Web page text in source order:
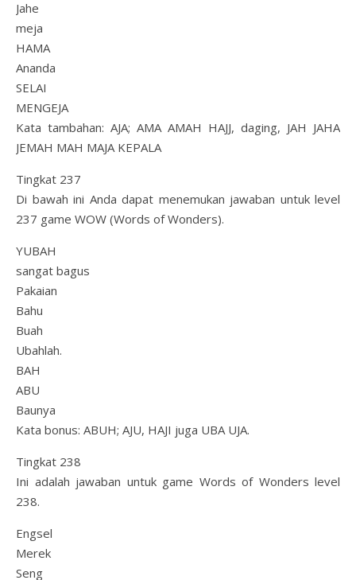
Jahe
meja
HAMA
Ananda
SELAI
MENGEJA
Kata tambahan: AJA; AMA AMAH HAJJ, daging, JAH JAHA
JEMAH MAH MAJA KEPALA
Tingkat 237
Di bawah ini Anda dapat menemukan jawaban untuk level
237 game WOW (Words of Wonders).
YUBAH
sangat bagus
Pakaian
Bahu
Buah
Ubahlah.
BAH
ABU
Baunya
Kata bonus: ABUH; AJU, HAJI juga UBA UJA.
Tingkat 238
Ini adalah jawaban untuk game Words of Wonders level
238.
Engsel
Merek
Seng